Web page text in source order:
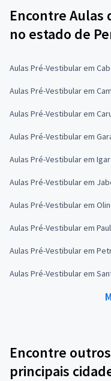
Encontre Aulas
no estado de
Aulas Pré-Vestibular em
Aulas Pré-Vestibular em
Aulas Pré-Vestibular em
Aulas Pré-Vestibular em
Aulas Pré-Vestibular em
Aulas Pré-Vestibular em
Aulas Pré-Vestibular em
Aulas Pré-Vestibular em
Aulas Pré-Vestibular em
Aulas Pré-Vestibular em
Encontre
principais